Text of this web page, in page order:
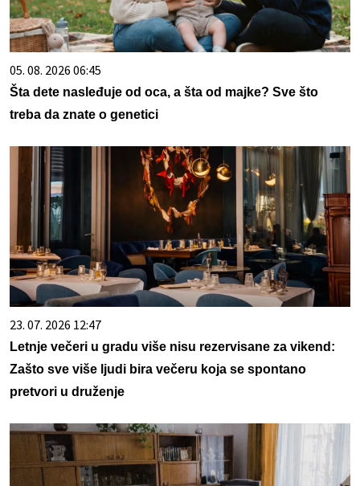
05. 08. 2026 06:45
Šta dete nasleđuje od oca, a šta od majke? Sve što
treba da znate o genetici
23. 07. 2026 12:47
Letnje večeri u gradu više nisu rezervisane za vikend:
Zašto sve više ljudi bira večeru koja se spontano
pretvori u druženje